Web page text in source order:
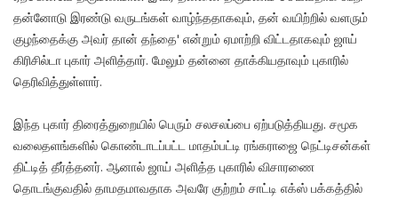
தன்னோடு இரண்டு வருடங்கள் வாழ்ந்ததாகவும், தன் வயிற்றில் வளரும்
குழந்தைக்கு அவர் தான் தந்தை' என்றும் ஏமாற்றி விட்டதாகவும் ஜாய்
கிரிசில்டா புகார் அளித்தார். மேலும் தன்னை தாக்கியதாவும் புகாரில்
தெரிவித்துள்ளார்.
இந்த புகார் திரைத்துறையில் பெரும் சலசலப்பை ஏற்படுத்தியது. சமூக
வலைதளங்களில் கொண்டாடப்பட்ட மாதம்பட்டி ரங்கராஜை நெட்டிசன்கள்
திட்டித் தீர்த்தனர். ஆனால் ஜாய் அளித்த புகாரில் விசாரணை
தொடங்குவதில் தாமதமாவதாக அவரே குற்றம் சாட்டி எக்ஸ் பக்கத்தில்